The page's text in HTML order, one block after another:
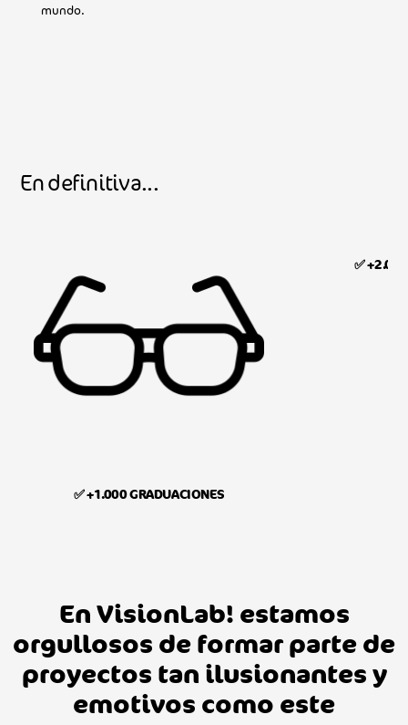
mundo.
En definitiva...
✅ +1.000 GRADUACIONES
✅
En VisionLab! estamos
orgullosos de formar parte de
proyectos tan ilusionantes y
emotivos como este